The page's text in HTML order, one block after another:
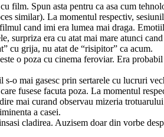
film. Spun asta pentru ca asa cum
similar). La momentul respectiv,
cand imi era lumea mai draga.
surpriza era cu atat mai mare atunci
cu grija, nu atat de “risipitor” ca acum.
o poza cu cinema feroviar. Era
o mai gasesc prin sertarele cu lucruri
fusese facuta poza. La momentul
mai curand observau mizeria
a casei.
cladirea. Auzisem doar din vorbe